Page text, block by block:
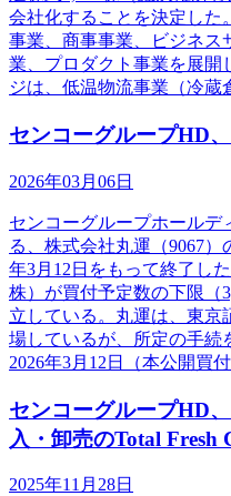
会社化することを決定した
事業、商事事業、ビジネス
業、プロダクト事業を展開
ジは、低温物流事業（冷蔵
センコーグループHD
2026年03月06日
センコーグループホールデ
る、株式会社丸運（9067
年3月12日をもって終了し
株）が買付予定数の下限（
立している。丸運は、東京
場しているが、所定の手続
2026年3月12日（本公開買
センコーグループHD
入・卸売のTotal Fresh
2025年11月28日